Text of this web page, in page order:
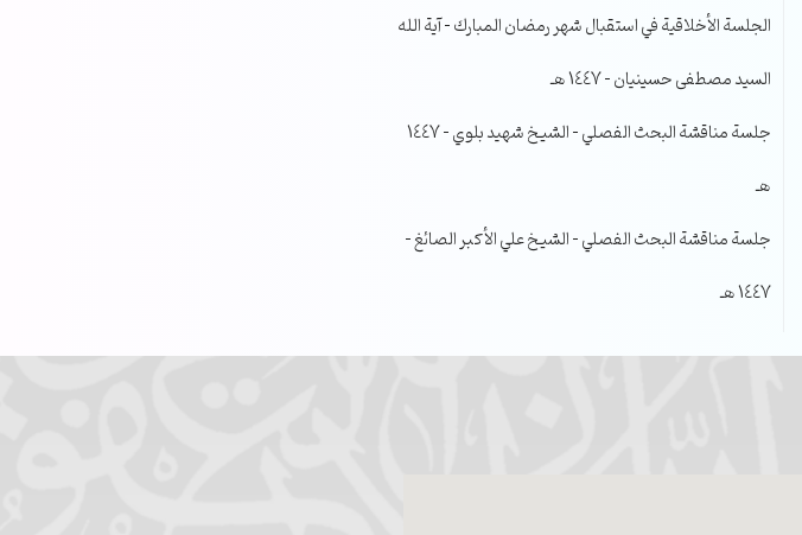
الجلسة الأخلاقية في استقبال شهر رمضان المبارك – آية الله
السيد مصطفى حسينيان – 1447 هـ
جلسة مناقشة البحث الفصلي – الشيخ شهيد بلوي – 1447
هـ
جلسة مناقشة البحث الفصلي – الشيخ علي الأكبر الصائغ –
1447 هـ